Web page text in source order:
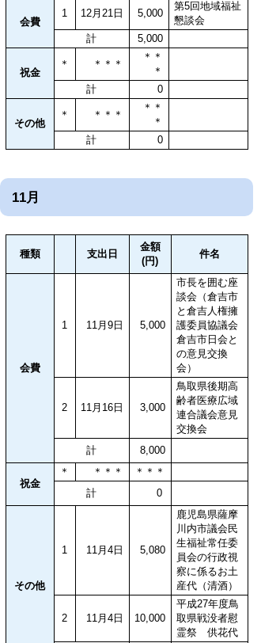
会費
1 12月21日 5,000
第5回地域福祉
懇談会
計
5,000
祝金
＊ ＊＊＊
＊＊
＊
計
0
その他
＊ ＊＊＊
＊＊
＊
計
0
11月
種類 支出日
金額
(円)
件名
会費
1 11月9日 5,000
市長を囲む座
談会（倉吉市
と倉吉人権擁
護委員協議会
倉吉市日会と
の意見交換
会）
2 11月16日 3,000
鳥取県後期高
齢者医療広域
連合議会意見
交換会
計
8,000
祝金
＊ ＊＊＊
＊＊＊
計
0
その他
1 11月4日 5,080
鹿児島県薩摩
川内市議会民
生福祉常任委
員会の行政視
察に係るお土
産代（清酒）
2 11月4日 10,000
平成27年度鳥
取県戦没者慰
霊祭 供花代